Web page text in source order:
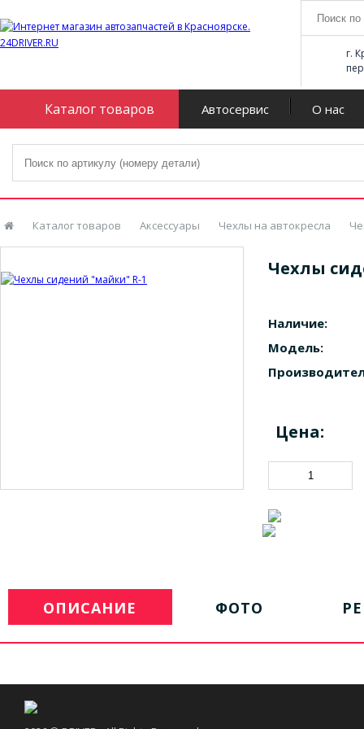
г.
Каталог товаров Автосервис О нас
Каталог товаров Аксессуары Чехлы на автокресла
Чехлы
Наличие:
Модель:
Цена:
ОПИСАНИЕ ФОТО